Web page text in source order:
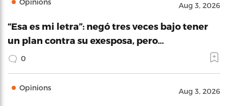
Opinions Aug 3, 2026
“Esa es mi letra”: negó tres veces bajo tener
un plan contra su exesposa, pero…
0
Opinions Aug 3, 2026